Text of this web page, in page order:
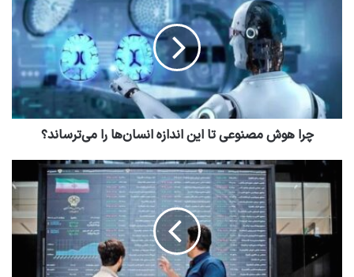
چرا هوش مصنوعی تا این اندازه انسان‌ها را می‌ترساند؟